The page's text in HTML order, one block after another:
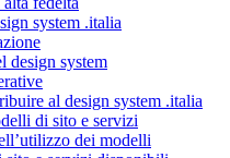
system .italia
design system
al design system .italia
di sito e servizi
dei modelli